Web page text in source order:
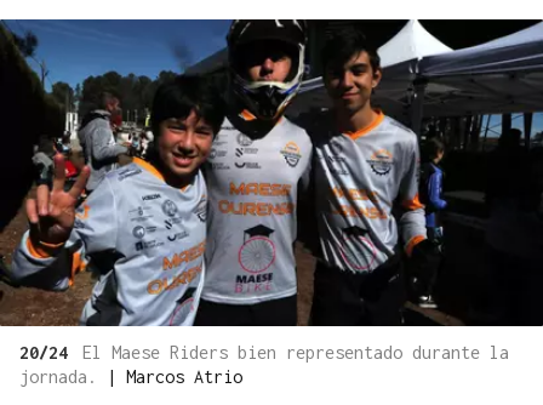
20/24
El Maese Riders bien representado durante la
jornada.
| Marcos Atrio